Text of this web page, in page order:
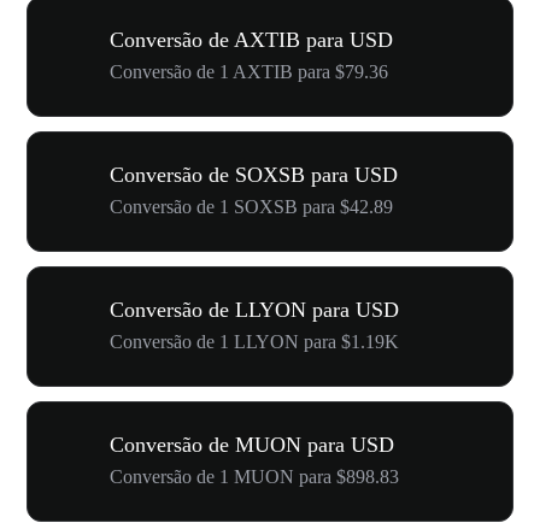
Conversão de AXTIB para USD
Conversão de 1 AXTIB para $79.36
Conversão de SOXSB para USD
Conversão de 1 SOXSB para $42.89
Conversão de LLYON para USD
Conversão de 1 LLYON para $1.19K
Conversão de MUON para USD
Conversão de 1 MUON para $898.83